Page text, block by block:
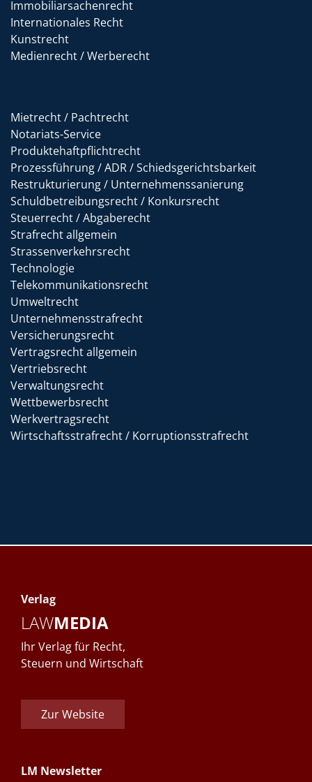
Immobiliarsachenrecht
Internationales Recht
Kunstrecht
Medienrecht / Werberecht
Mietrecht / Pachtrecht
Notariats-Service
Produktehaftpflichtrecht
Prozessführung / ADR / Schiedsgerichtsbarkeit
Restrukturierung / Unternehmenssanierung
Schuldbetreibungsrecht / Konkursrecht
Steuerrecht / Abgaberecht
Strafrecht allgemein
Strassenverkehrsrecht
Technologie
Telekommunikationsrecht
Umweltrecht
Unternehmensstrafrecht
Versicherungsrecht
Vertragsrecht allgemein
Vertriebsrecht
Verwaltungsrecht
Wettbewerbsrecht
Werkvertragsrecht
Wirtschaftsstrafrecht / Korruptionsstrafrecht
Verlag
LAWMEDIA
Ihr Verlag für Recht,
Steuern und Wirtschaft
Zur Website
LM Newsletter